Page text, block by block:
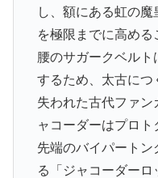
し、額にある虹の
を極限までに高める
腰のサガークベル
するため、太古につ
失われた古代ファ
ャコーダーはプロト
先端のバイパート
る「ジャコーダーロ